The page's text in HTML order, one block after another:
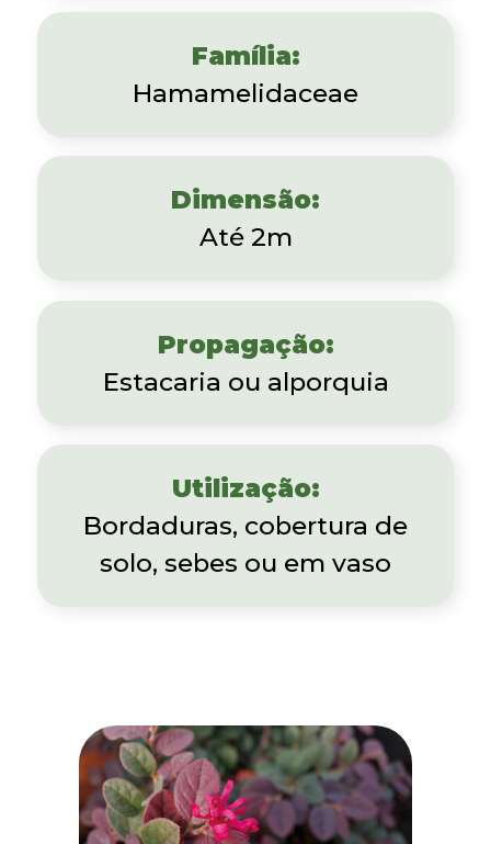
Família:
Hamamelidaceae
Dimensão:
Até 2m
Propagação:
Estacaria ou alporquia
Utilização:
Bordaduras, cobertura de
solo, sebes ou em vaso